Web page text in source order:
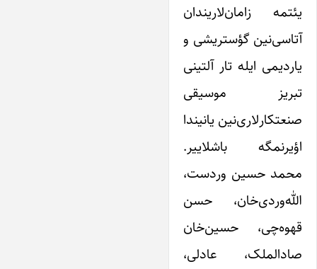
یئتمه زامان‌لاریندان
آتا‌سی‌نین گؤستریشی و
یاردیمی ایله تار آلتینی
تبریز موسیقی
صنعتکارلاری‌نین یانیندا
اؤیرنمگه باشلاییر.
محمد حسین وردست،
الله‌وردی‌خان، حسن
قهوه‌چی، حسین‌خان
صادالملک، عادلی،